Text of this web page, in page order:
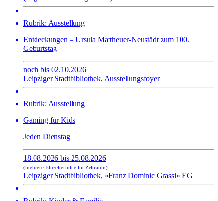
Rubrik: Ausstellung
Entdeckungen – Ursula Mattheuer-Neustädt zum 100.
Geburtstag
noch bis 02.10.2026
Leipziger Stadtbibliothek, Ausstellungsfoyer
Rubrik: Ausstellung
Gaming für Kids
Jeden Dienstag
18.08.2026 bis 25.08.2026
(mehrere Einzeltermine im Zeitraum)
Leipziger Stadtbibliothek, »Franz Dominic Grassi« EG